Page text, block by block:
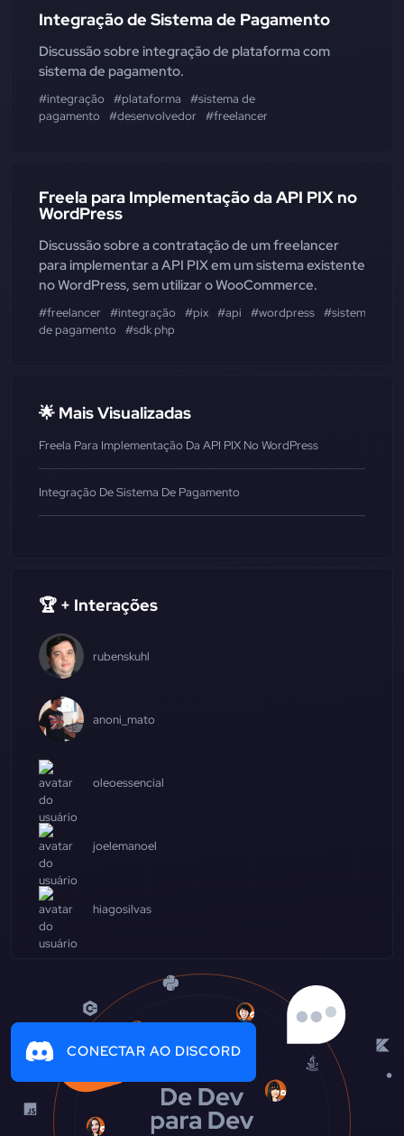
Integração de Sistema de Pagamento
Discussão sobre integração de plataforma com
sistema de pagamento.
#integração #plataforma
#sistema de
pagamento
#desenvolvedor #freelancer
Freela para Implementação da API PIX no
WordPress
Discussão sobre a contratação de um freelancer
para implementar a API PIX em um sistema existente
no WordPress, sem utilizar o WooCommerce.
#freelancer #integração #pix #api #wordpress #sistema
de pagamento
#sdk php
🌟 Mais Visualizadas
Freela Para Implementação Da API PIX No WordPress
Integração De Sistema De Pagamento
🏆 + Interações
rubenskuhl
anoni_mato
oleoessencial
joelemanoel
hiagosilvas
CONECTAR AO DISCORD